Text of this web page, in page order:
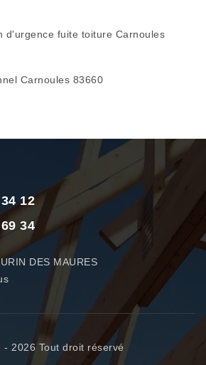
d'urgence fuite toiture Carnoules
Carnoules 83660
12
34
DES MAURES
- 2026 Tout droit réservé